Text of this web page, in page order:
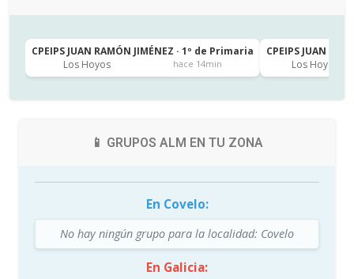
CPEIPS JUAN RAMÓN JIMÉNEZ · 1º de Primaria
Los Hoyos
hace 14min
CPEIPS JUAN
Los Hoyos
📱 GRUPOS ALM EN TU ZONA
En Covelo:
No hay ningún grupo para la localidad: Covelo
En Galicia: